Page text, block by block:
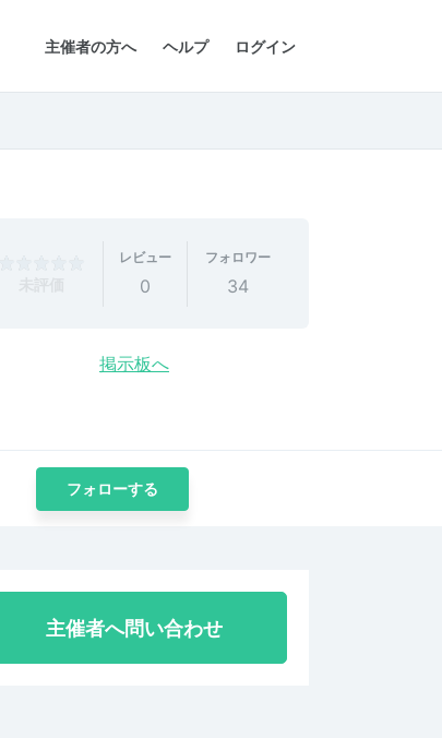
主催者の方へ ヘルプ ログイン
レビュー
0
フォロワー
34
掲示板へ
フォローする
主催者へ問い合わせ